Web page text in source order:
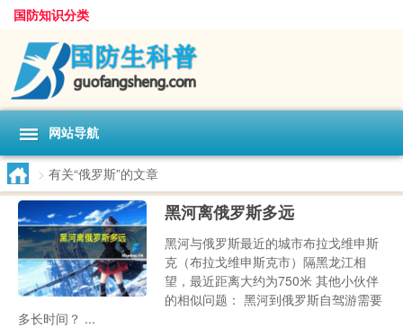
国防知识分类
网站导航
> 有关“俄罗斯”的文章
黑河离俄罗斯多远
黑河与俄罗斯最近的城市布拉戈维申斯
克（布拉戈维申斯克市）隔黑龙江相
望，最近距离大约为750米 其他小伙伴
的相似问题： 黑河到俄罗斯自驾游需要
多长时间？ ...